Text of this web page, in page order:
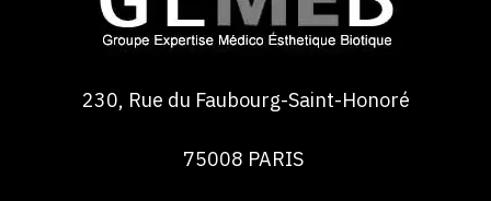
230, Rue du Faubourg-Saint-Honoré
75008 PARIS